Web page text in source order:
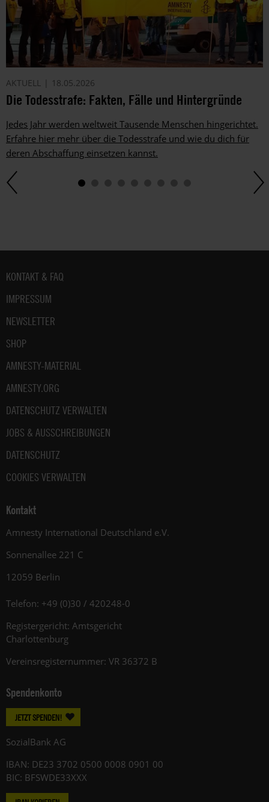
AKTUELL 18.05.2026
Die Todesstrafe: Fakten, Fälle und Hintergründe
Jedes Jahr werden weltweit Tausende Menschen hingerichtet.
Erfahre hier mehr über die Todesstrafe und wie du dich für
deren Abschaffung einsetzen kannst.
Fußbereich
KONTAKT & FAQ
IMPRESSUM
NEWSLETTER
SHOP
AMNESTY-MATERIAL
AMNESTY.ORG
DATENSCHUTZ VERWALTEN
JOBS & AUSSCHREIBUNGEN
DATENSCHUTZ
COOKIES VERWALTEN
Kontakt
Amnesty International Deutschland e.V.
Sonnenallee 221 C
12059 Berlin
Telefon: +49 (0)30 / 420248-0
Registergericht: Amtsgericht
Charlottenburg
Vereinsregisternummer: VR 36372 B
Spendenkonto
JETZT SPENDEN!
SozialBank AG
IBAN: DE23 3702 0500 0008 0901 00
BIC: BFSWDE33XXX